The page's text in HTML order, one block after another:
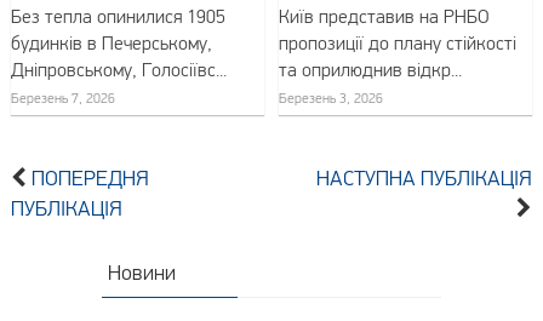
Без тепла опинилися 1905
будинків в Печерському,
Дніпровському, Голосіївс...
Березень 7, 2026
Київ представив на РНБО
пропозиції до плану стійкості
та оприлюднив відкр...
Березень 3, 2026
ПОПЕРЕДНЯ
ПУБЛІКАЦІЯ
НАСТУПНА ПУБЛІКАЦІЯ
Новини